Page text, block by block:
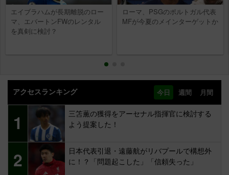
エイブラハムが長期離脱のロー
マ、エバートンFWのレンタル
を真剣に検討？
ローマ、PSGのポルトガル代表
MFが今夏のメインターゲットか
アクセスランキング 今日 週間 月間
1
三笘薫の獲得をアーセナル指揮官に検討する
よう提案した！
2
日本代表引退・遠藤航がリバプールで構想外
に！？「問題起こした」「信頼失った」